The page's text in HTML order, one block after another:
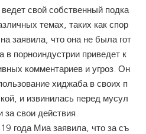
свой собственный подка
темах, таких как спор
заявила, что она не была гот
в порноиндустрии приведет к
комментариев и угроз. Он
хиджаба в своих п
и извинилась перед мусул
свои действия.
года Миа заявила, что за съ